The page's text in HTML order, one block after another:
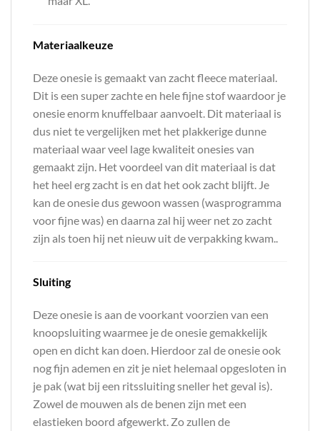
Materiaalkeuze
Deze onesie is gemaakt van zacht fleece materiaal.
Dit is een super zachte en hele fijne stof waardoor je
onesie enorm knuffelbaar aanvoelt. Dit materiaal is
dus niet te vergelijken met het plakkerige dunne
materiaal waar veel lage kwaliteit onesies van
gemaakt zijn. Het voordeel van dit materiaal is dat
het heel erg zacht is en dat het ook zacht blijft. Je
kan de onesie dus gewoon wassen (wasprogramma
voor fijne was) en daarna zal hij weer net zo zacht
zijn als toen hij net nieuw uit de verpakking kwam..
Sluiting
Deze onesie is aan de voorkant voorzien van een
knoopsluiting waarmee je de onesie gemakkelijk
open en dicht kan doen. Hierdoor zal de onesie ook
nog fijn ademen en zit je niet helemaal opgesloten in
je pak (wat bij een ritssluiting sneller het geval is).
Zowel de mouwen als de benen zijn met een
elastieken boord afgewerkt. Zo zullen de